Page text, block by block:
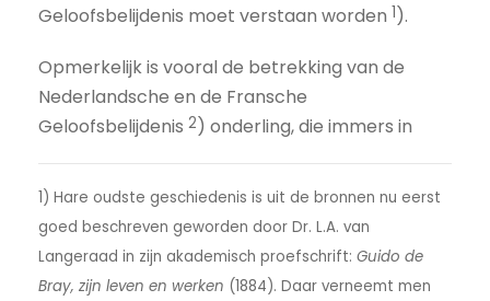
Geloofsbelijdenis moet verstaan worden 1).
Opmerkelijk is vooral de betrekking van de
Nederlandsche en de Fransche
Geloofsbelijdenis 2) onderling, die immers in
1) Hare oudste geschiedenis is uit de bronnen nu eerst
goed beschreven geworden door Dr. L.A. van
Langeraad in zijn akademisch proefschrift: Guido de
Bray, zijn leven en werken (1884). Daar verneemt men